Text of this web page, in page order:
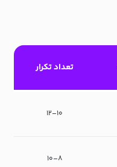
تعداد تکرار
۱۰–۱۲
۸–۱۰